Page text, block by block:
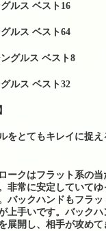
ルス ベスト16
ルス ベスト64
グルス ベスト8
ルス ベスト32
をとてもキレイに捉
ークはフラット系の
非常に安定していて
バックハンドもフラ
上手いです。バック
展開し、相手が攻め
き方（宝塚方面から
合）